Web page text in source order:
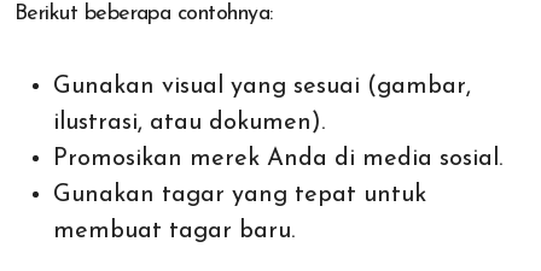
Berikut beberapa contohnya:
Gunakan visual yang sesuai (gambar,
ilustrasi, atau dokumen).
Promosikan merek Anda di media sosial.
Gunakan tagar yang tepat untuk
membuat tagar baru.